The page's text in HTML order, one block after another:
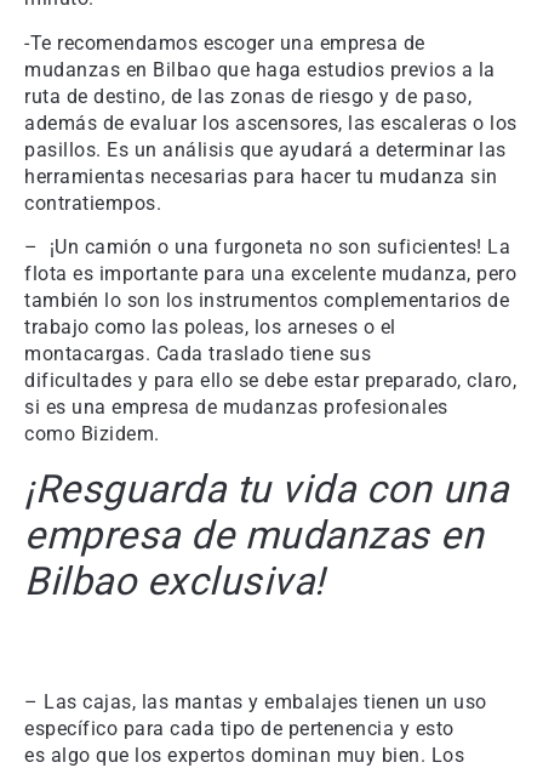
-Te recomendamos escoger una empresa de
mudanzas en Bilbao que haga estudios previos a la
ruta de destino, de las zonas de riesgo y de paso,
además de evaluar los ascensores, las escaleras o los
pasillos. Es un análisis que ayudará a determinar las
herramientas necesarias para hacer tu mudanza sin
contratiempos.
– ¡Un camión o una furgoneta no son suficientes! La
flota es importante para una excelente mudanza, pero
también lo son los instrumentos complementarios de
trabajo como las poleas, los arneses o el
montacargas. Cada traslado tiene sus
dificultades y para ello se debe estar preparado, claro,
si es una empresa de mudanzas profesionales
como Bizidem.
¡Resguarda tu vida con una
empresa de mudanzas en
Bilbao exclusiva!
– Las cajas, las mantas y embalajes tienen un uso
específico para cada tipo de pertenencia y esto
es algo que los expertos dominan muy bien. Los